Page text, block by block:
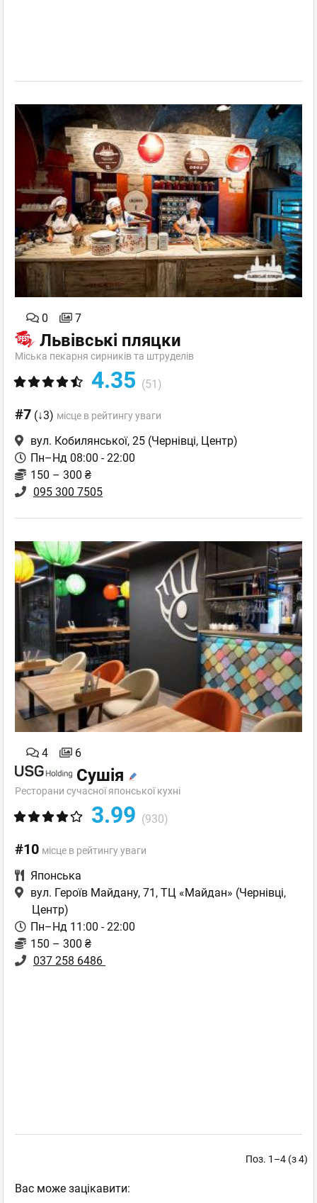
0 7
Львівські пляцки
Міська пекарня сирників та штруделів
4.35 (51)
#7 (↓3) місце в рейтингу уваги
вул. Кобилянської, 25 (Чернівці, Центр)
Пн–Нд 08:00 - 22:00
150 – 300 ₴
095 300 7505
4 6
Сушія
Ресторани сучасної японської кухні
3.99 (930)
#10 місце в рейтингу уваги
Японська
вул. Героїв Майдану, 71, ТЦ «Майдан» (Чернівці,
Центр)
Пн–Нд 11:00 - 22:00
150 – 300 ₴
037 258 6486
Поз. 1–4 (з 4)
Вас може зацікавити: